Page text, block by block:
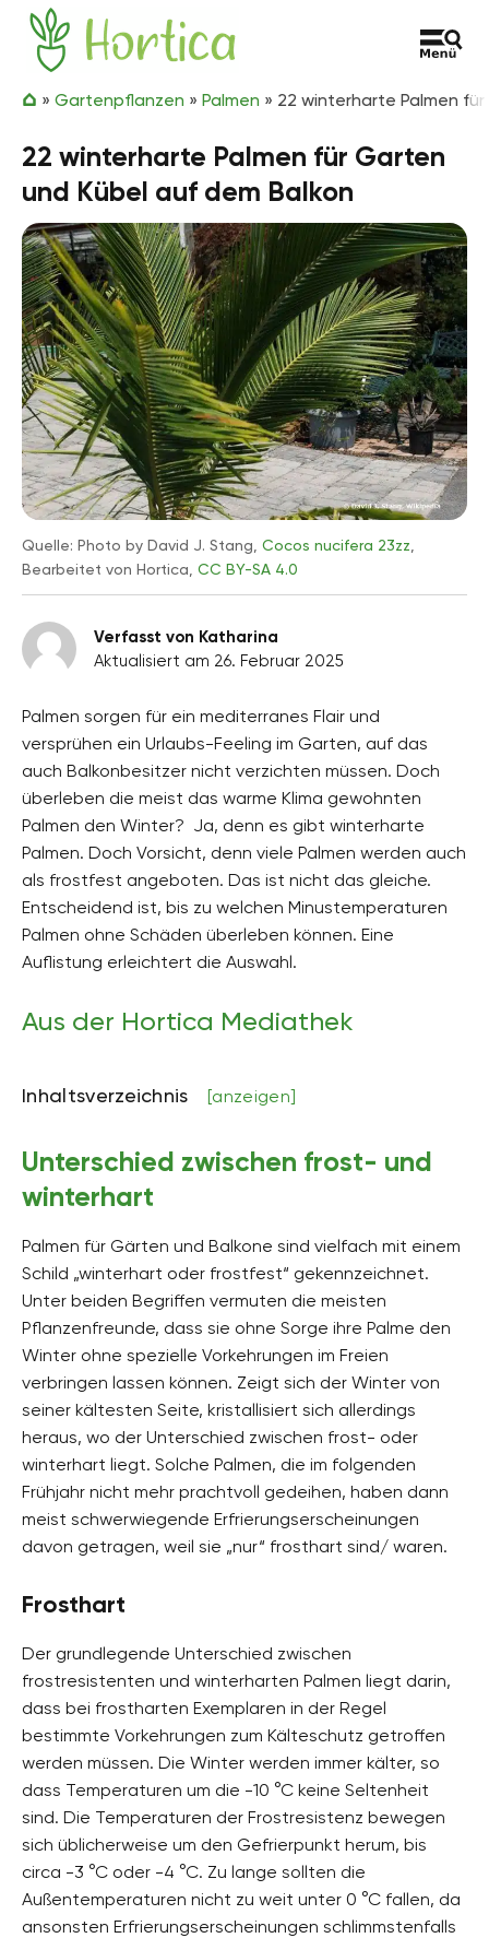
Zum Inhalt springen
Hortica
» Gartenpflanzen » Palmen » 22 winterharte Palmen
22 winterharte Palmen für Garten
und Kübel auf dem Balkon
Quelle: Photo by David J. Stang, Cocos nucifera 23zz
Bearbeitet von Hortica, CC BY-SA 4.0
Verfasst von Katharina
Aktualisiert am 26. Februar 2025
Palmen sorgen für ein mediterranes Flair und
versprühen ein Urlaubs-Feeling im Garten, auf das
auch Balkonbesitzer nicht verzichten müssen. Doch
überleben die meist das warme Klima gewohnten
Palmen den Winter? Ja, denn es gibt winterharte
Palmen. Doch Vorsicht, denn viele Palmen werden auch
als frostfest angeboten. Das ist nicht das gleiche.
Entscheidend ist, bis zu welchen Minustemperaturen
Palmen ohne Schäden überleben können. Eine
Auflistung erleichtert die Auswahl.
Aus der Hortica Mediathek
Inhaltsverzeichnis [anzeigen]
Unterschied zwischen frost- und
winterhart
Palmen für Gärten und Balkone sind vielfach mit einem
Schild „winterhart oder frostfest“ gekennzeichnet.
Unter beiden Begriffen vermuten die meisten
Pflanzenfreunde, dass sie ohne Sorge ihre Palme den
Winter ohne spezielle Vorkehrungen im Freien
verbringen lassen können. Zeigt sich der Winter von
seiner kältesten Seite, kristallisiert sich allerdings
heraus, wo der Unterschied zwischen frost- oder
winterhart liegt. Solche Palmen, die im folgenden
Frühjahr nicht mehr prachtvoll gedeihen, haben dann
meist schwerwiegende Erfrierungserscheinungen
davon getragen, weil sie „nur“ frosthart sind/ waren.
Frosthart
Der grundlegende Unterschied zwischen
frostresistenten und winterharten Palmen liegt darin,
dass bei frostharten Exemplaren in der Regel
bestimmte Vorkehrungen zum Kälteschutz getroffen
werden müssen. Die Winter werden immer kälter, so
dass Temperaturen um die -10 °C keine Seltenheit
sind. Die Temperaturen der Frostresistenz bewegen
sich üblicherweise um den Gefrierpunkt herum, bis
circa -3 °C oder -4 °C. Zu lange sollten die
Außentemperaturen nicht zu weit unter 0 °C fallen, da
ansonsten Erfrierungserscheinungen schlimmstenfalls